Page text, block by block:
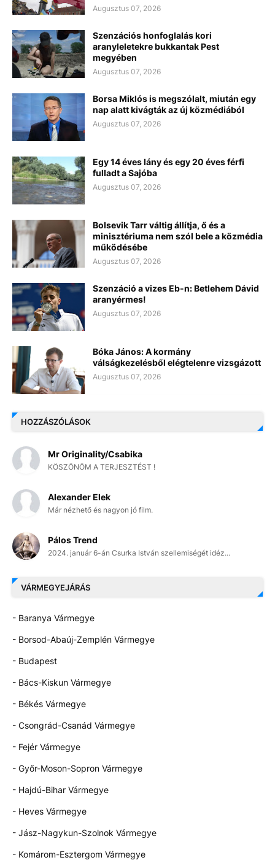
Augusztus 07, 2026
Szenzációs honfoglalás kori
aranyleletekre bukkantak Pest
megyében
Augusztus 07, 2026
Borsa Miklós is megszólalt, miután egy
nap alatt kivágták az új közmédiából
Augusztus 07, 2026
Egy 14 éves lány és egy 20 éves férfi
fulladt a Sajóba
Augusztus 07, 2026
Bolsevik Tarr váltig állítja, ő és a
minisztériuma nem szól bele a közmédia
működésébe
Augusztus 07, 2026
Szenzáció a vizes Eb-n: Betlehem Dávid
aranyérmes!
Augusztus 07, 2026
Bóka János: A kormány
válságkezelésből elégtelenre vizsgázott
Augusztus 07, 2026
HOZZÁSZÓLÁSOK
Mr Originality/Csabika
KÖSZÖNÖM A TERJESZTÉST !
Alexander Elek
Már nézhető és nagyon jó film.
Pálos Trend
2024. január 6-án Csurka István szellemiségét idéz...
VÁRMEGYEJÁRÁS
- Baranya Vármegye
- Borsod-Abaúj-Zemplén Vármegye
- Budapest
- Bács-Kiskun Vármegye
- Békés Vármegye
- Csongrád-Csanád Vármegye
- Fejér Vármegye
- Győr-Moson-Sopron Vármegye
- Hajdú-Bihar Vármegye
- Heves Vármegye
- Jász-Nagykun-Szolnok Vármegye
- Komárom-Esztergom Vármegye